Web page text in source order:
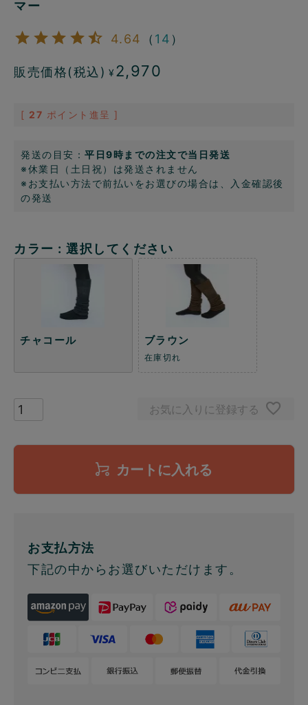
マー
4.64 （ 14 ）
販売価格(税込) ¥ 2,970
[ 27 ポイント進呈 ]
発送の目安： 平日9時までの注文で当日発送
※休業日（土日祝）は発送されません
※お支払い方法で前払いをお選びの場合は、入金確認後
の発送
カラー 選択してください
チャコール ブラウン
在庫切れ
お気に入りに登録する
カートに入れる
お支払方法
下記の中からお選びいただけます。